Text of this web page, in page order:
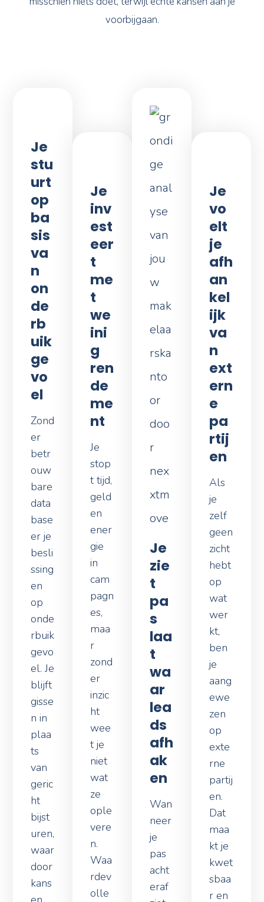
voorbijgaan.
Je
stu
urt
op
ba
sis
va
n
on
de
rb
uik
ge
vo
el
er
betr
ouw
bare
data
base
er je
besli
ssing
en
op
onde
rbuik
gevo
el. Je
blijft
gisse
n in
plaa
ts
van
geric
ht
bijst
uren,
waar
door
kans
en
Je
inv
est
eer
t
me
t
we
ini
g
ren
de
me
nt
stop
t tijd,
geld
en
ener
gie
in
cam
pagn
es,
maa
r
zond
er
inzic
ht
wee
t je
niet
wat
ze
ople
vere
n.
Waa
rdev
olle
Je
zie
t
pa
s
laa
t
wa
ar
lea
ds
afh
ak
en
neer
je
pas
acht
eraf
ziet
Je
vo
elt
je
afh
an
kel
ijk
va
n
ext
ern
e
pa
rtij
en
je
zelf
geen
zicht
hebt
op
wat
wer
kt,
ben
je
aang
ewe
zen
op
exte
rne
partij
en.
Dat
maa
kt je
kwet
sbaa
r en